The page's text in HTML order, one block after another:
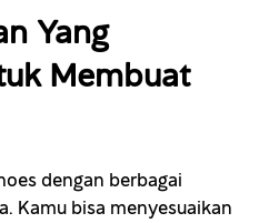
Yang
Membuat
dengan berbagai
Kamu bisa menyesuaikan